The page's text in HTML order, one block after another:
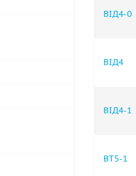
ВІД4-0
ВІД4
ВІД4-1
ВТ5-1